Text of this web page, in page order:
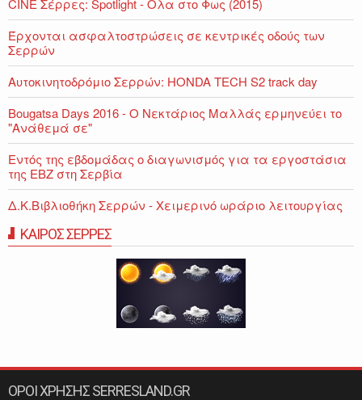
CINE Σέρρες: Spotlight - Ολα στο Φως (2015)
Έρχονται ασφαλτοστρώσεις σε κεντρικές οδούς των
Σερρών
Αυτοκινητοδρόμιο Σερρών: HONDA TECH S2 track day
Bougatsa Days 2016 - Ο Νεκτάριος Μαλλάς ερμηνεύει το
"Ανάθεμά σε"
Εντός της εβδομάδας ο διαγωνισμός για τα εργοστάσια
της ΕΒΖ στη Σερβία
Δ.Κ.Βιβλιοθήκη Σερρών - Χειμερινό ωράριο λειτουργίας
ΚΑΙΡΟΣ ΣΕΡΡΕΣ
ΟΡΟΙ ΧΡΗΣΗΣ SERRESLAND.GR